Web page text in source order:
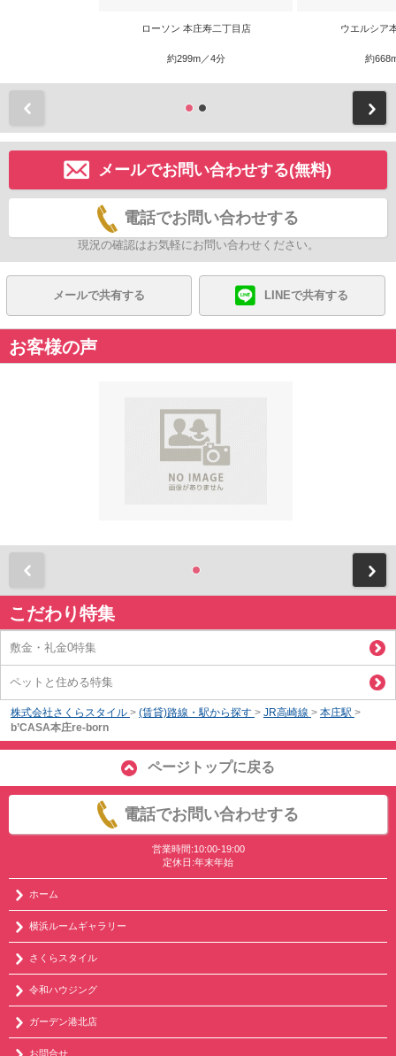
ローソン 本庄寿二丁目店
約299m／4分
ウエルシア
約
メールでお問い合わせする(無料)
電話でお問い合わせする
現況の確認はお気軽にお問い合わせください。
メールで共有する LINEで共有する
お客様の声
こだわり特集
敷金・礼金0特集
ペットと住める特集
株式会社さくらスタイル > (賃貸)路線・駅から探す > JR高崎線 > 本庄駅 >
b’CASA本庄re-born
ページトップに戻る
電話でお問い合わせする
営業時間:10:00-19:00
定休日:年末年始
ホーム
横浜ルームギャラリー
さくらスタイル
令和ハウジング
ガーデン港北店
お問合せ